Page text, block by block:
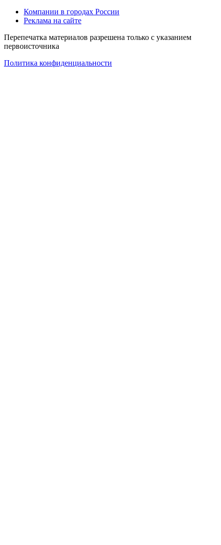
Компании в городах России
Реклама на сайте
Перепечатка материалов разрешена только с указанием
первоисточника
Политика конфиденциальности